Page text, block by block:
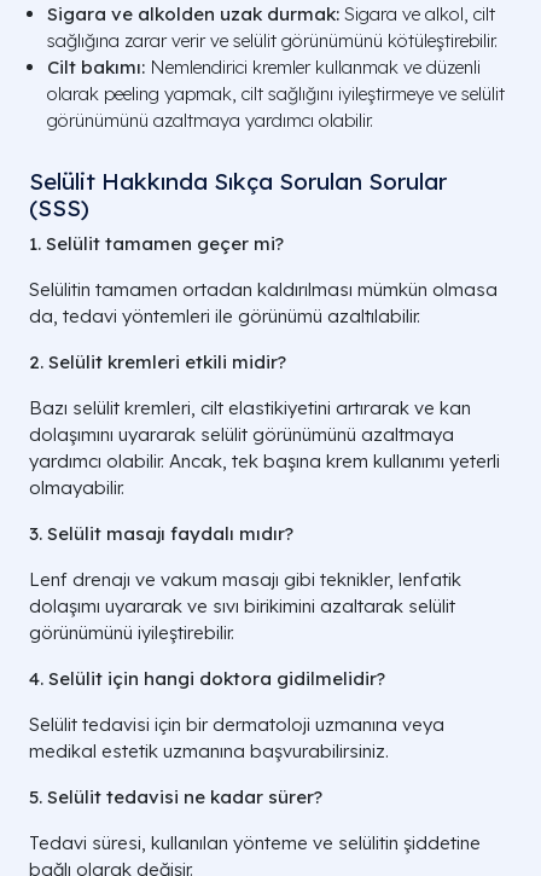
Sigara ve alkolden uzak durmak: Sigara ve alkol, cilt
sağlığına zarar verir ve selülit görünümünü kötüleştirebilir.
Cilt bakımı: Nemlendirici kremler kullanmak ve düzenli
olarak peeling yapmak, cilt sağlığını iyileştirmeye ve selülit
görünümünü azaltmaya yardımcı olabilir.
Selülit Hakkında Sıkça Sorulan Sorular
(SSS)
1. Selülit tamamen geçer mi?
Selülitin tamamen ortadan kaldırılması mümkün olmasa
da, tedavi yöntemleri ile görünümü azaltılabilir.
2. Selülit kremleri etkili midir?
Bazı selülit kremleri, cilt elastikiyetini artırarak ve kan
dolaşımını uyararak selülit görünümünü azaltmaya
yardımcı olabilir. Ancak, tek başına krem kullanımı yeterli
olmayabilir.
3. Selülit masajı faydalı mıdır?
Lenf drenajı ve vakum masajı gibi teknikler, lenfatik
dolaşımı uyararak ve sıvı birikimini azaltarak selülit
görünümünü iyileştirebilir.
4. Selülit için hangi doktora gidilmelidir?
Selülit tedavisi için bir dermatoloji uzmanına veya
medikal estetik uzmanına başvurabilirsiniz.
5. Selülit tedavisi ne kadar sürer?
Tedavi süresi, kullanılan yönteme ve selülitin şiddetine
bağlı olarak değişir.